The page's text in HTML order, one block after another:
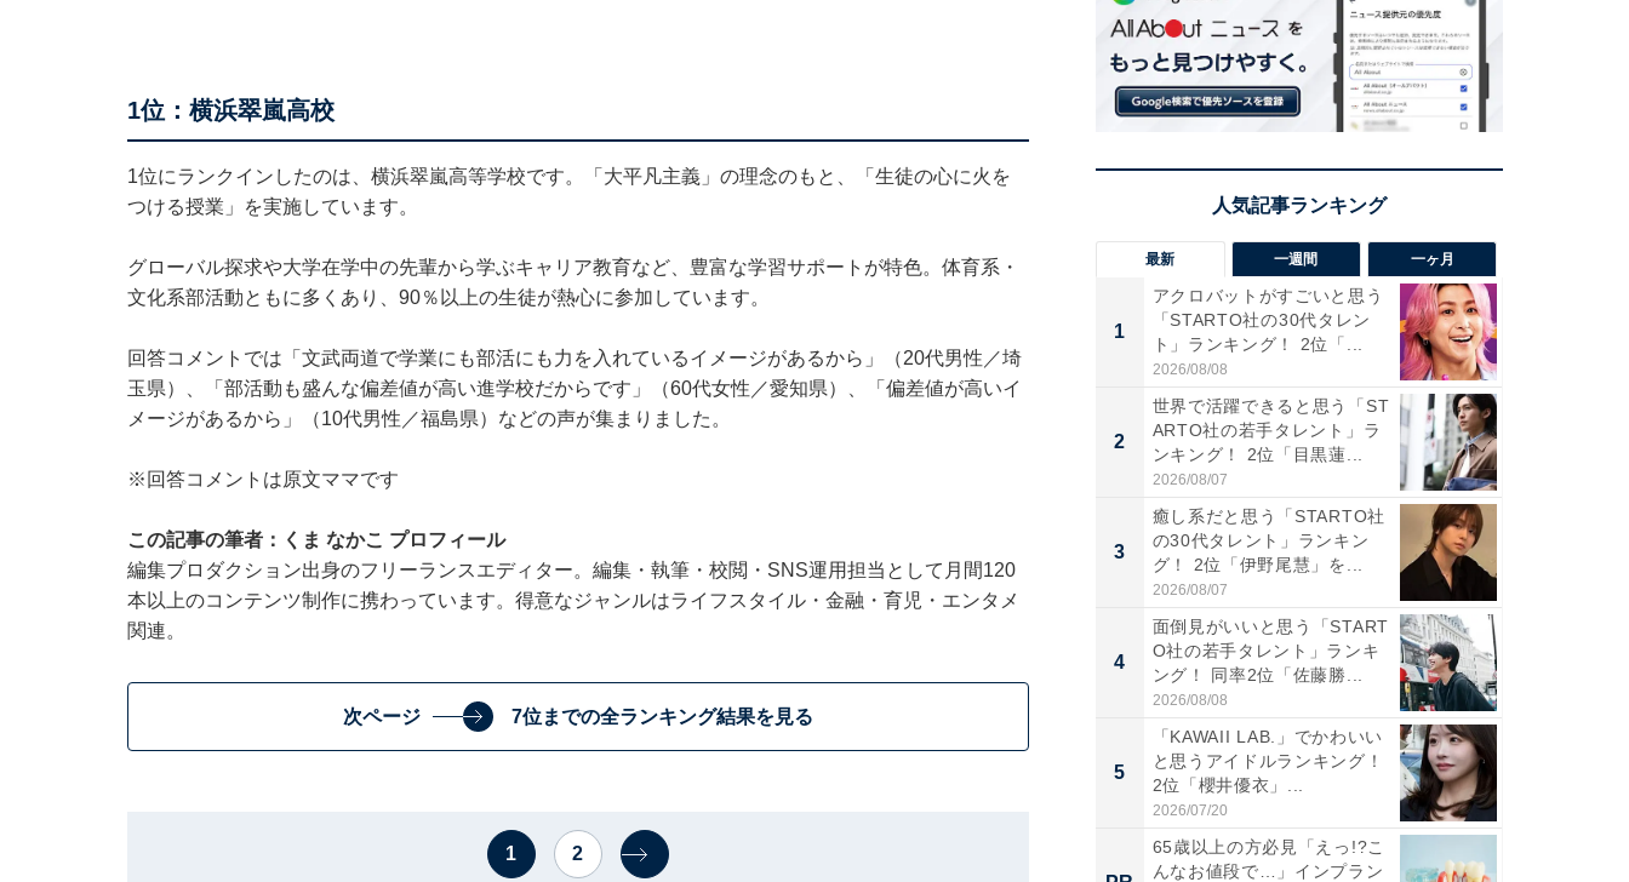
1位：横浜翠嵐高校
1位にランクインしたのは、横浜翠嵐高等学校です。「大平凡主義」の理念のもと、「生徒の心に火を
つける授業」を実施しています。
グローバル探求や大学在学中の先輩から学ぶキャリア教育など、豊富な学習サポートが特色。体育系・
文化系部活動ともに多くあり、90％以上の生徒が熱心に参加しています。
回答コメントでは「文武両道で学業にも部活にも力を入れているイメージがあるから」（20代男性／埼
玉県）、「部活動も盛んな偏差値が高い進学校だからです」（60代女性／愛知県）、「偏差値が高いイ
メージがあるから」（10代男性／福島県）などの声が集まりました。
※回答コメントは原文ママです
この記事の筆者：くま なかこ プロフィール
編集プロダクション出身のフリーランスエディター。編集・執筆・校閲・SNS運用担当として月間120
本以上のコンテンツ制作に携わっています。得意なジャンルはライフスタイル・金融・育児・エンタメ
関連。
次ページ 7位までの全ランキング結果を見る
1 2
最新 一週間 一ヶ月
1
アクロバットがすごいと思う
「STARTO社の30代タレン
ト」ランキング！ 2位「...
2026/08/08
2
世界で活躍できると思う「ST
ARTO社の若手タレント」ラ
ンキング！ 2位「目黒蓮...
2026/08/07
3
癒し系だと思う「STARTO社
の30代タレント」ランキン
グ！ 2位「伊野尾慧」を...
2026/08/07
4
面倒見がいいと思う「START
O社の若手タレント」ランキ
ング！ 同率2位「佐藤勝...
2026/08/08
5
「KAWAII LAB.」でかわいい
と思うアイドルランキング！
2位「櫻井優衣」...
2026/07/20
65歳以上の方必見「えっ!?こ
んなお値段で…」インプラン